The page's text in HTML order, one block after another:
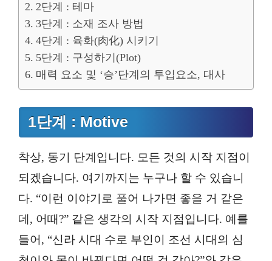
2단계 : 테마
3단계 : 소재 조사 방법
4단계 : 육화(肉化) 시키기
5단계 : 구성하기(Plot)
매력 요소 및 ‘승’단계의 투입요소, 대사
1단계 : Motive
착상, 동기 단계입니다. 모든 것의 시작 지점이
되겠습니다. 여기까지는 누구나 할 수 있습니
다. “이런 이야기로 풀어 나가면 좋을 거 같은
데, 어때?” 같은 생각의 시작 지점입니다. 예를
들어, “신라 시대 수로 부인이 조선 시대의 심